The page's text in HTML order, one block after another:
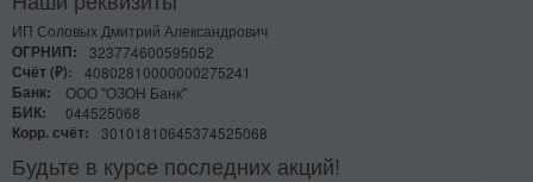
ИП Соловых Дмитрий Александрович
ОГРНИП:
323774600595052
Счёт (₽):
40802810000000275241
Банк:
ООО "ОЗОН Банк"
БИК:
044525068
Корр. счёт:
30101810645374525068
Будьте в курсе последних акций!